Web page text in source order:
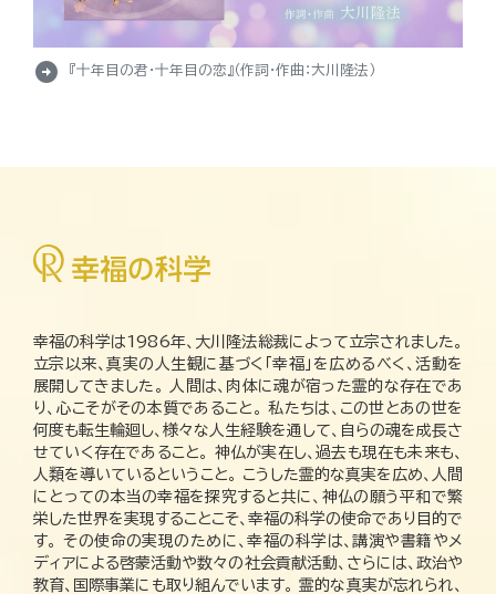
arrow_circle_right 『十年目の君・十年目の恋』（作詞・作曲：大川隆法）
幸福の科学は1986年、大川隆法総裁によって立宗されました。
立宗以来、真実の人生観に基づく「幸福」を広めるべく、活動を
展開してきました。 人間は、肉体に魂が宿った霊的な存在であ
り、心こそがその本質であること。 私たちは、この世とあの世を
何度も転生輪廻し、様々な人生経験を通して、自らの魂を成長さ
せていく存在であること。 神仏が実在し、過去も現在も未来も、
人類を導いているということ。 こうした霊的な真実を広め、人間
にとっての本当の幸福を探究すると共に、神仏の願う平和で繁
栄した世界を実現することこそ、幸福の科学の使命であり目的で
す。 その使命の実現のために、幸福の科学は、講演や書籍やメ
ディアによる啓蒙活動や数々の社会貢献活動、さらには、政治や
教育、国際事業にも取り組んでいます。 霊的な真実が忘れられ、